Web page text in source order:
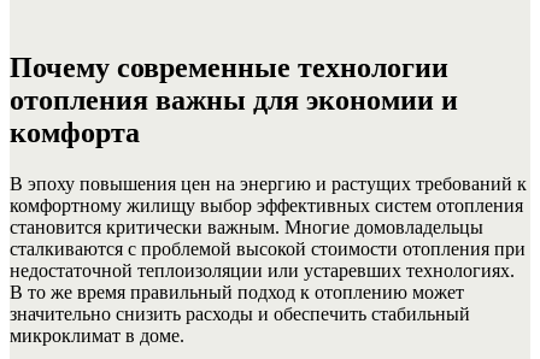
Почему современные технологии
отопления важны для экономии и
комфорта
В эпоху повышения цен на энергию и растущих требований к
комфортному жилищу выбор эффективных систем отопления
становится критически важным. Многие домовладельцы
сталкиваются с проблемой высокой стоимости отопления при
недостаточной теплоизоляции или устаревших технологиях.
В то же время правильный подход к отоплению может
значительно снизить расходы и обеспечить стабильный
микроклимат в доме.